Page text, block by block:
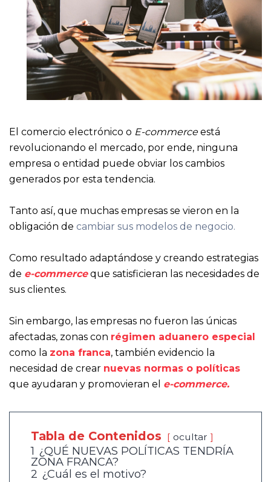
El comercio electrónico o E-commerceestá
revolucionando el mercado, por ende, ninguna
empresa o entidad puede obviar los cambios
generados por esta tendencia.
Tanto así, que muchas empresas se vieron en la
obligación de cambiar sus modelos de negocio.
Como resultado adaptándose y creando estrategias
de e-commerceque satisficieran las necesidades de
sus clientes.
Sin embargo, las empresas no fueron las únicas
afectadas, zonas con régimen aduanero especial
como la zona franca, también evidencio la
necesidad de crear nuevas normas o políticas
que ayudaran y promovieran el e-commerce.
Tabla de Contenidos ocultar
1 ¿QUÉ NUEVAS POLÍTICAS TENDRÍA
ZONA FRANCA?
2 ¿Cuál es el motivo?